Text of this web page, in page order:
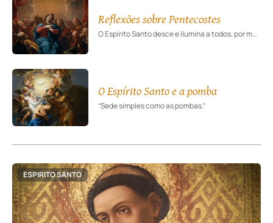
Reflexões sobre Pentecostes
O Espírito Santo desce e ilumina a todos, por meio da Virgem, sua Esposa.
O Espírito Santo e a pomba
“Sede simples como as pombas.”
ESPIRITO SANTO